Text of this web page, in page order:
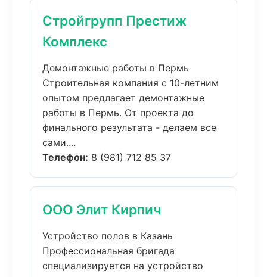
Стройгрупп Престиж
Комплекс
Демонтажные работы в Пермь
Строительная компания с 10-летним
опытом предлагает демонтажные
работы в Пермь. От проекта до
финального результата - делаем все
сами....
Телефон: 8 (981) 712 85 37
ООО Элит Кирпич
Устройство полов в Казань
Профессиональная бригада
специализируется на устройство